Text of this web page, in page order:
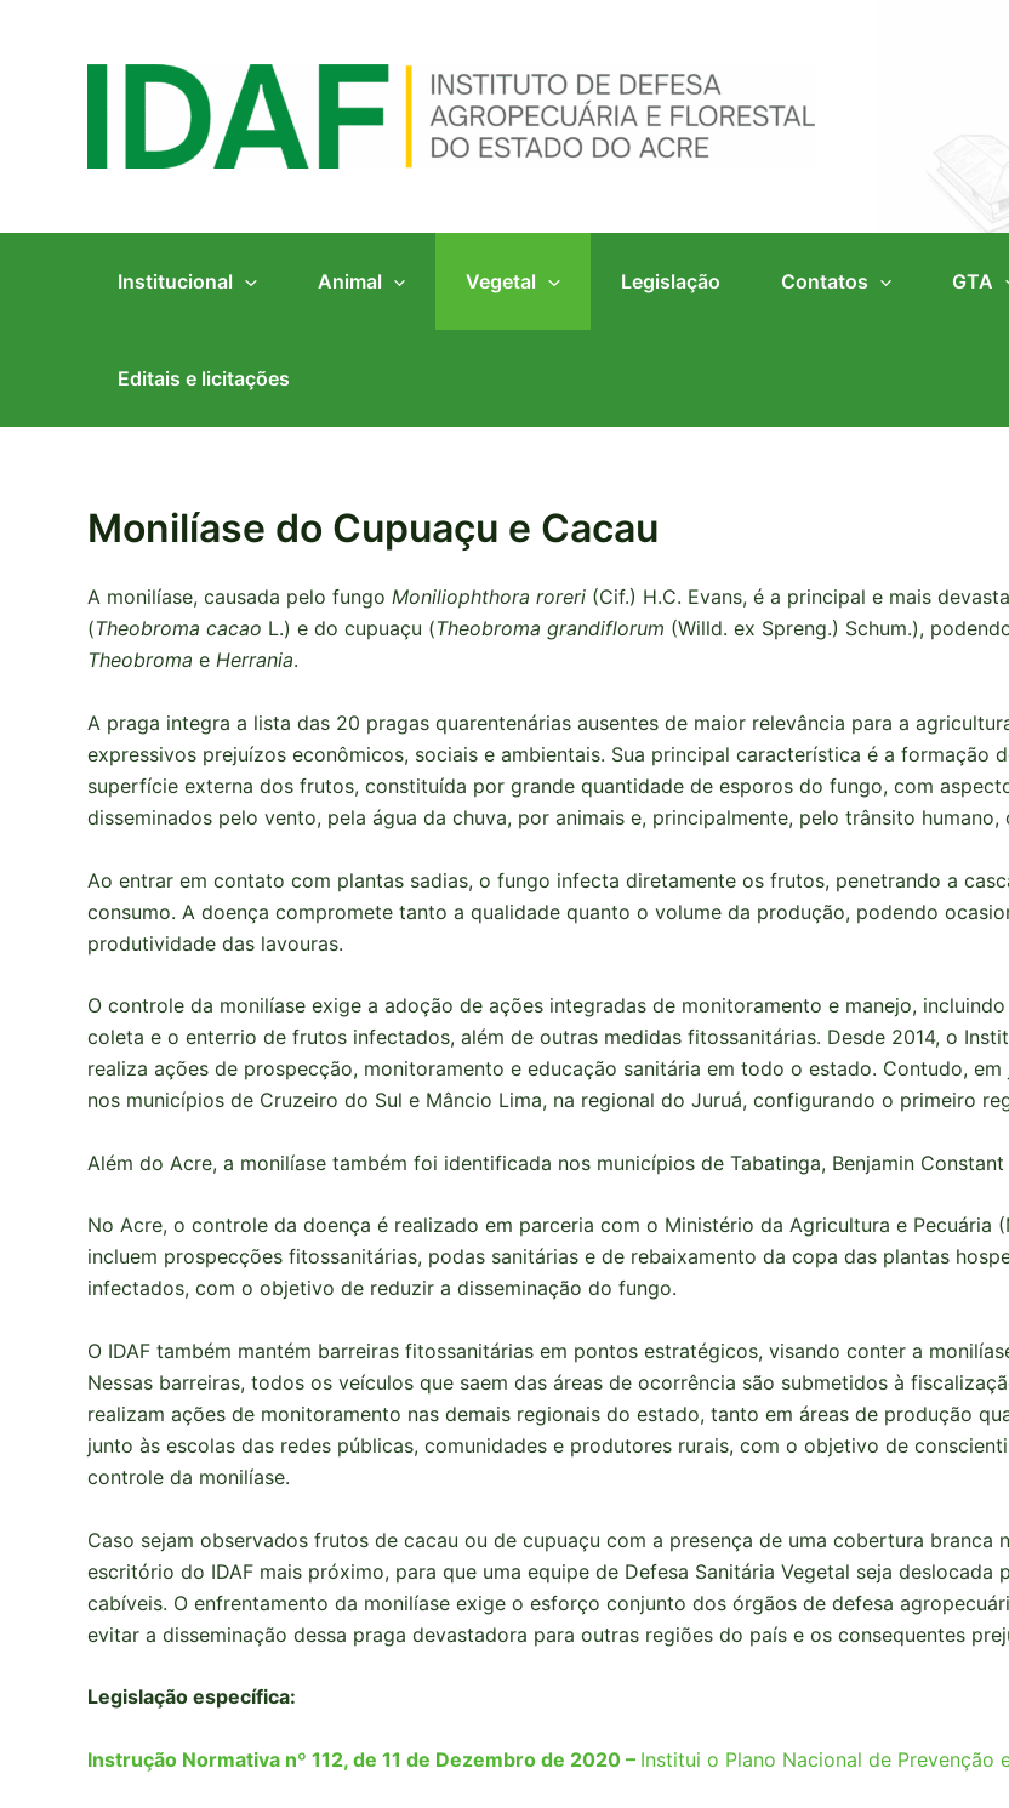
Institucional Animal Vegetal Legislação Contatos GTA
Editais e licitações
Monilíase do Cupuaçu e Cacau
A monilíase, causada pelo fungo Moniliophthora roreri (Cif.) H.C. Evans, é a principal e mais
(Theobroma cacao L.) e do cupuaçu (Theobroma grandiflorum (Willd. ex Spreng.) Schum.),
Theobroma e Herrania.
A praga integra a lista das 20 pragas quarentenárias ausentes de maior relevância para a
expressivos prejuízos econômicos, sociais e ambientais. Sua principal característica é a formação
superfície externa dos frutos, constituída por grande quantidade de esporos do fungo, com
disseminados pelo vento, pela água da chuva, por animais e, principalmente, pelo trânsito
Ao entrar em contato com plantas sadias, o fungo infecta diretamente os frutos, penetrando a
consumo. A doença compromete tanto a qualidade quanto o volume da produção, podendo
produtividade das lavouras.
O controle da monilíase exige a adoção de ações integradas de monitoramento e manejo,
coleta e o enterrio de frutos infectados, além de outras medidas fitossanitárias. Desde 2014, o
realiza ações de prospecção, monitoramento e educação sanitária em todo o estado. Contudo,
nos municípios de Cruzeiro do Sul e Mâncio Lima, na regional do Juruá, configurando o primeiro
Além do Acre, a monilíase também foi identificada nos municípios de Tabatinga, Benjamin
No Acre, o controle da doença é realizado em parceria com o Ministério da Agricultura e Pecuária
incluem prospecções fitossanitárias, podas sanitárias e de rebaixamento da copa das plantas
infectados, com o objetivo de reduzir a disseminação do fungo.
O IDAF também mantém barreiras fitossanitárias em pontos estratégicos, visando conter a
Nessas barreiras, todos os veículos que saem das áreas de ocorrência são submetidos à
realizam ações de monitoramento nas demais regionais do estado, tanto em áreas de produção
junto às escolas das redes públicas, comunidades e produtores rurais, com o objetivo de
controle da monilíase.
Caso sejam observados frutos de cacau ou de cupuaçu com a presença de uma cobertura branca
escritório do IDAF mais próximo, para que uma equipe de Defesa Sanitária Vegetal seja
cabíveis. O enfrentamento da monilíase exige o esforço conjunto dos órgãos de defesa
evitar a disseminação dessa praga devastadora para outras regiões do país e os consequentes
Legislação específica:
Instrução Normativa nº 112, de 11 de Dezembro de 2020 – Institui o Plano Nacional de Prevenção